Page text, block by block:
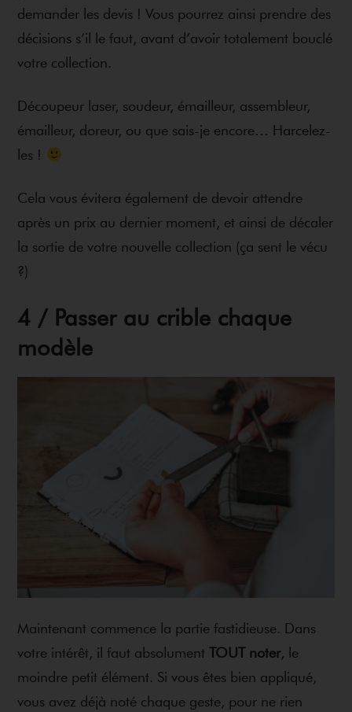
demander les devis ! Vous pourrez ainsi prendre des
décisions s’il le faut, avant d’avoir totalement bouclé
votre collection.
Découpeur laser, soudeur, émailleur, assembleur,
émailleur, doreur, ou que sais-je encore… Harcelez-
les !
Cela vous évitera également de devoir attendre
après un prix au dernier moment, et ainsi de décaler
la sortie de votre nouvelle collection (ça sent le vécu
?)
4 / Passer au crible chaque
modèle
Maintenant commence la partie fastidieuse. Dans
votre intérêt, il faut absolumentTOUT noter, le
moindre petit élément. Si vous êtes bien appliqué,
vous avez déjà noté chaque geste, pour ne rien